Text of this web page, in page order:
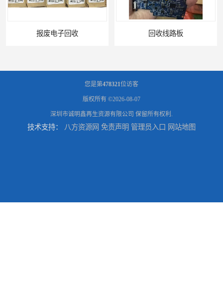
报废电子回收 回收线路板
您是第478321位访客
版权所有 ©2026-08-07
深圳市诚明鑫再生资源有限公司 保留所有权利.
技术支持： 八方资源网 免责声明 管理员入口 网站地图